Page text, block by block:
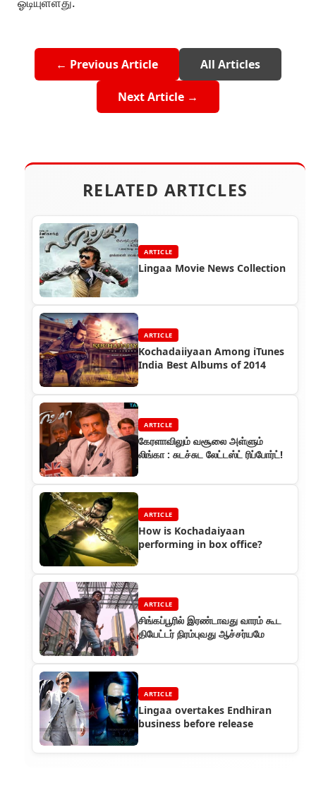
← Previous Article All Articles
Next Article →
RELATED ARTICLES
ARTICLE
Lingaa Movie News Collection
ARTICLE
Kochadaiiyaan Among iTunes
India Best Albums of 2014
ARTICLE
கேரளாவிலும் வசூலை அள்ளும்
லிங்கா : சுடச்சுட லேட்டஸ்ட் ரிப்போர்ட்!
ARTICLE
How is Kochadaiyaan
performing in box office?
ARTICLE
சிங்கப்பூரில் இரண்டாவது வாரம் கூட
தியேட்டர் நிரம்புவது ஆச்சர்யமே
ARTICLE
Lingaa overtakes Endhiran
business before release